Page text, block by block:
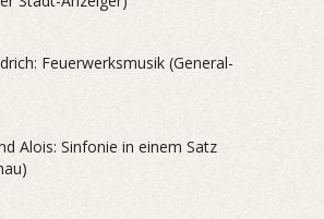
Feuerwerksmusik (General-
Alois: Sinfonie in einem Satz